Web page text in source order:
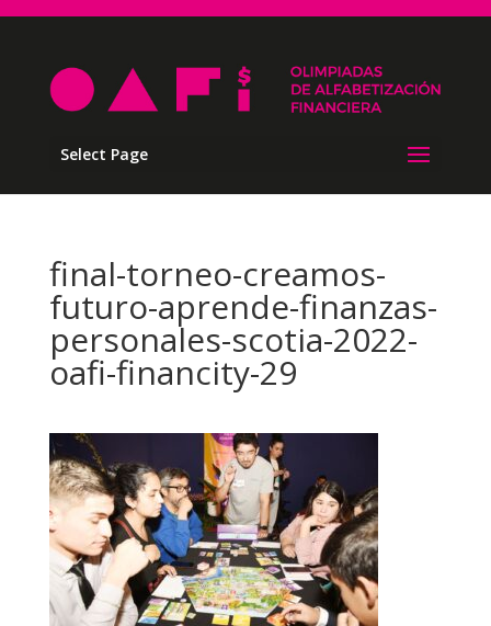
Select Page
final-torneo-creamos-
futuro-aprende-finanzas-
personales-scotia-2022-
oafi-financity-29